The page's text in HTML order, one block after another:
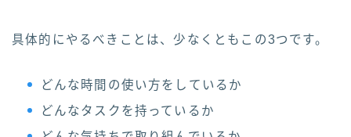
具体的にやるべきことは、少なくともこの3つです。
どんな時間の使い方をしているか
どんなタスクを持っているか